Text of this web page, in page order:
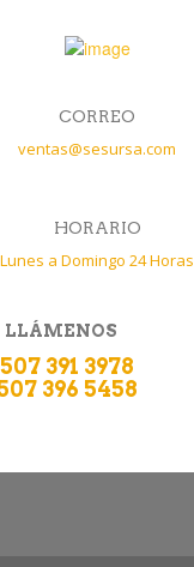
CORREO
ventas@sesursa.com
HORARIO
Lunes a Domingo 24 Horas
LLÁMENOS
391 3978
396 5458